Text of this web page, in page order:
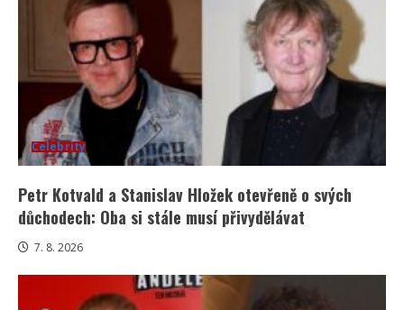
Celebrity
Petr Kotvald a Stanislav Hložek otevřeně o svých
důchodech: Oba si stále musí přivydělávat
7. 8. 2026